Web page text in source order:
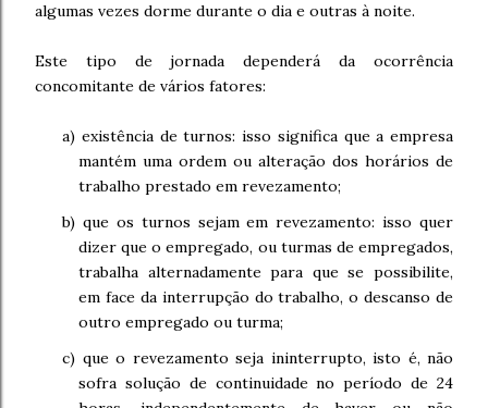
algumas vezes dorme durante o dia e outras à noite.
Este tipo de jornada dependerá da ocorrência
concomitante de vários fatores:
a) existência de turnos: isso significa que a empresa
mantém uma ordem ou alteração dos horários de
trabalho prestado em revezamento;
b) que os turnos sejam em revezamento: isso quer
dizer que o empregado, ou turmas de empregados,
trabalha alternadamente para que se possibilite,
em face da interrupção do trabalho, o descanso de
outro empregado ou turma;
c) que o revezamento seja ininterrupto, isto é, não
sofra solução de continuidade no período de 24